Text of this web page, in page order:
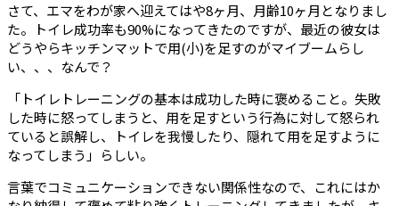
さて、エマをわが家へ迎えてはや8ヶ月、月齢10ヶ月となりまし
た。トイレ成功率も90%になってきたのですが、最近の彼女は
どうやらキッチンマットで用(小)を足すのがマイブームらし
い、、、なんで？
「トイレトレーニングの基本は成功した時に褒めること。失敗
した時に怒ってしまうと、用を足すという行為に対して怒られ
ていると誤解し、トイレを我慢したり、隠れて用を足すように
なってしまう」らしい。
言葉でコミュニケーションできない関係性なので、これにはか